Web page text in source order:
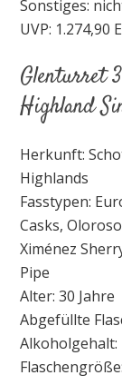
Sonstiges:
UVP: 1.274,90
Glenturret
Highland
Herkunft:
Highlands
Fasstypen:
Casks,
Ximénez
Pipe
Alter: 30 Jahre
Abgefüllte
Alkoholgehalt: